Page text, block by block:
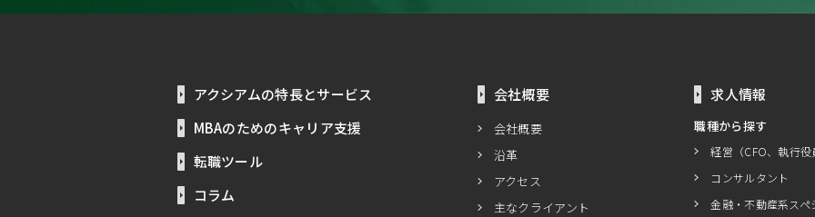
アクシアムの特長とサービス
MBAのためのキャリア支援
転職ツール
コラム
会社概要
会社概要
沿革
アクセス
主なクライアント
求人情報
職種から探す
経営（CFO、執行役
コンサルタント
金融・不動産系スペ